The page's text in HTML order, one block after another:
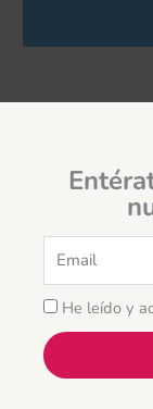
He leído y